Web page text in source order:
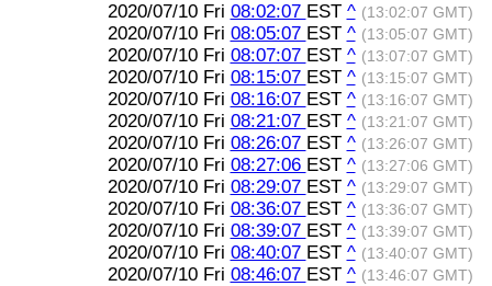
2020/07/10 Fri 08:02:07 EST ^ (13:02:07 GMT)
2020/07/10 Fri 08:05:07 EST ^ (13:05:07 GMT)
2020/07/10 Fri 08:07:07 EST ^ (13:07:07 GMT)
2020/07/10 Fri 08:15:07 EST ^ (13:15:07 GMT)
2020/07/10 Fri 08:16:07 EST ^ (13:16:07 GMT)
2020/07/10 Fri 08:21:07 EST ^ (13:21:07 GMT)
2020/07/10 Fri 08:26:07 EST ^ (13:26:07 GMT)
2020/07/10 Fri 08:27:06 EST ^ (13:27:06 GMT)
2020/07/10 Fri 08:29:07 EST ^ (13:29:07 GMT)
2020/07/10 Fri 08:36:07 EST ^ (13:36:07 GMT)
2020/07/10 Fri 08:39:07 EST ^ (13:39:07 GMT)
2020/07/10 Fri 08:40:07 EST ^ (13:40:07 GMT)
2020/07/10 Fri 08:46:07 EST ^ (13:46:07 GMT)